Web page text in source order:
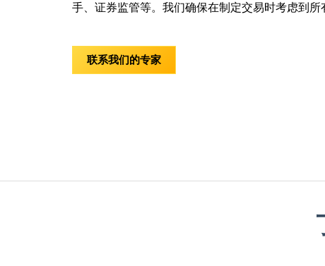
手、证券监管等。我们确保在制定交易时考虑到所
联系我们的专家